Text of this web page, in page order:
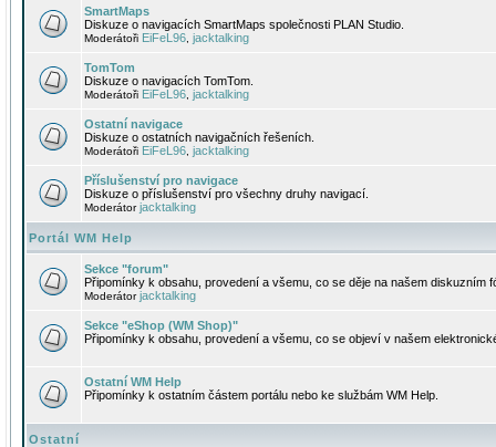
SmartMaps
Diskuze o navigacích SmartMaps společnosti PLAN Studio.
Moderátoři EiFeL96 jacktalking
TomTom
Diskuze o navigacích TomTom.
Moderátoři EiFeL96 jacktalking
Ostatní navigace
Diskuze o ostatních navigačních řešeních.
Moderátoři EiFeL96 jacktalking
Příslušenství pro navigace
Diskuze o příslušenství pro všechny druhy navigací.
Moderátorjacktalking
Portál WM Help
Sekce "forum"
Připomínky k obsahu, provedení a všemu, co se děje na našem diskuzním
Moderátorjacktalking
Sekce "eShop (WM Shop)"
Připomínky k obsahu, provedení a všemu, co se objeví v našem
Ostatní WM Help
Připomínky k ostatním částem portálu nebo ke službám WM Help.
Ostatní